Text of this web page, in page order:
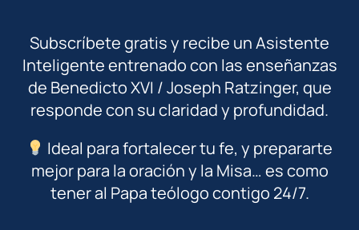
Subscríbete gratis y recibe un Asistente
Inteligente entrenado con las enseñanzas
de Benedicto XVI / Joseph Ratzinger, que
responde con su claridad y profundidad.
Ideal para fortalecer tu fe, y prepararte
mejor para la oración y la Misa… es como
tener al Papa teólogo contigo 24/7.